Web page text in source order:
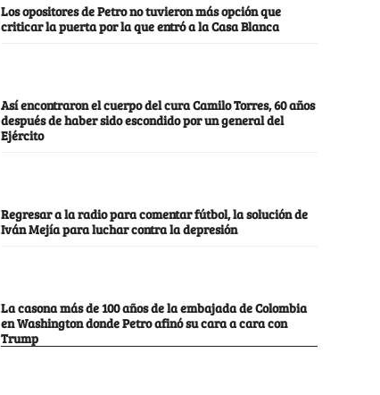
Los opositores de Petro no tuvieron más opción que
criticar la puerta por la que entró a la Casa Blanca
Así encontraron el cuerpo del cura Camilo Torres, 60 años
después de haber sido escondido por un general del
Ejército
Regresar a la radio para comentar fútbol, la solución de
Iván Mejía para luchar contra la depresión
La casona más de 100 años de la embajada de Colombia
en Washington donde Petro afinó su cara a cara con
Trump